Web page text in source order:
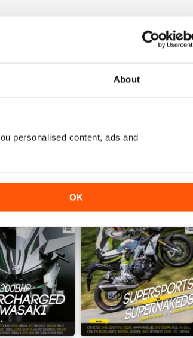
About
personalised content, ads and
OK
of writers and riders with fantastic humor and